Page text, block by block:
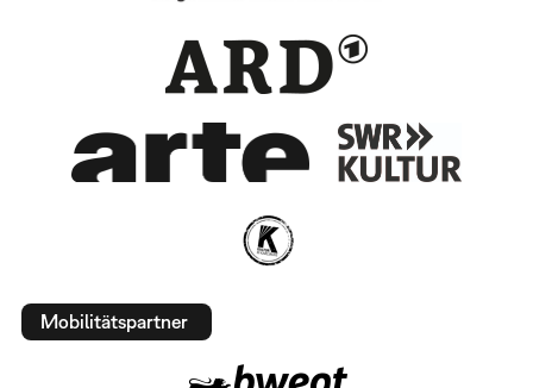
Mobilitätspartner